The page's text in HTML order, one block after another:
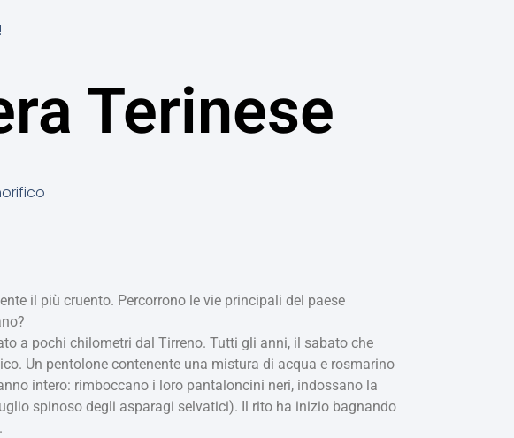
Terinese
il più cruento. Percorrono le vie principali del paese
a pochi chilometri dal Tirreno. Tutti gli anni, il sabato che
Un pentolone contenente una mistura di acqua e rosmarino
intero: rimboccano i loro pantaloncini neri, indossano la
spinoso degli asparagi selvatici). Il rito ha inizio bagnando